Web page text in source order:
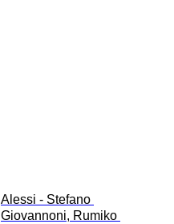
Alessi - Stefano
Giovannoni, Rumiko